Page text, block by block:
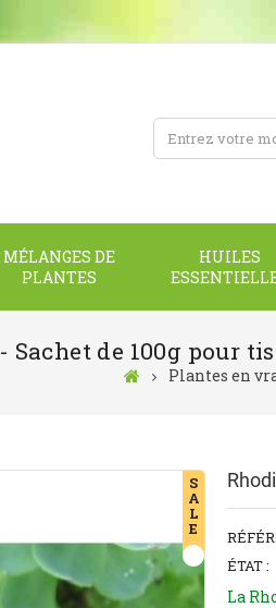
MÉLANGES DE
PLANTES
HUILES
de 100g pour
Plantes en
S
A
L
E
ÉTAT :
La